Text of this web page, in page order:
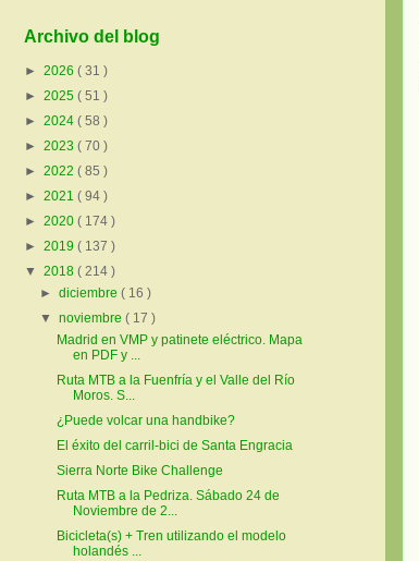
Archivo del blog
► 2026 ( 31 )
► 2025 ( 51 )
► 2024 ( 58 )
► 2023 ( 70 )
► 2022 ( 85 )
► 2021 ( 94 )
► 2020 ( 174 )
► 2019 ( 137 )
▼ 2018 ( 214 )
►diciembre( 16 )
▼noviembre( 17 )
Madrid en VMP y patinete eléctrico. Mapa
en PDF y ...
Ruta MTB a la Fuenfría y el Valle del Río
Moros. S...
¿Puede volcar una handbike?
El éxito del carril-bici de Santa Engracia
Sierra Norte Bike Challenge
Ruta MTB a la Pedriza. Sábado 24 de
Noviembre de 2...
Bicicleta(s) + Tren utilizando el modelo
holandés ...